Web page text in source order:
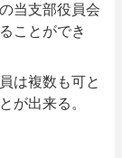
当支部役員会
ことができ
は複数も可と
が出来る。